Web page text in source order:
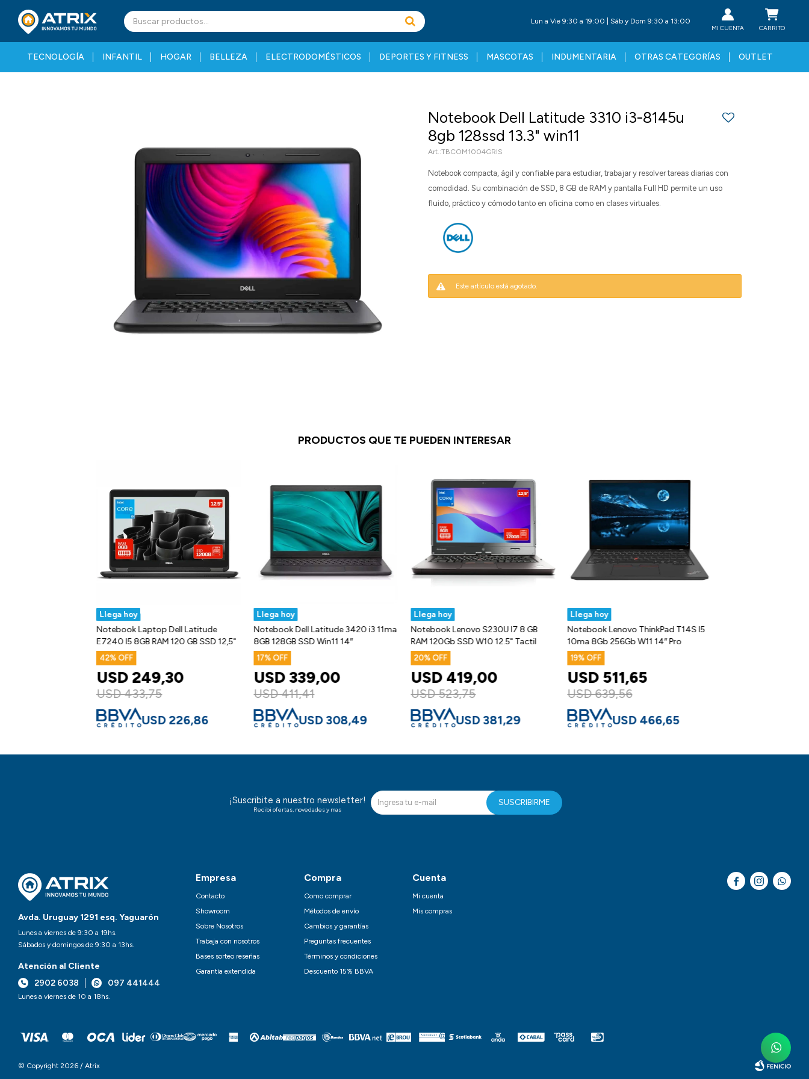
TECNOLOGÍA INFANTIL HOGAR BELLEZA ELECTRODOMÉSTICOS DEPORTES Y FITNESS MASCOTAS INDUMENTARIA OTRAS CATEGORÍAS OUTLET
Lun a Vie 9:30 a 19:00 | Sáb y Dom 9:30 a 13:00
Notebook Dell Latitude 3310 i3-8145u
8gb 128ssd 13.3" win11
TBCOM1004GRIS
Notebook compacta, ágil y confiable para estudiar, trabajar y resolver tareas diarias con
comodidad. Su combinación de SSD, 8 GB de RAM y pantalla Full HD permite un uso
fluido, práctico y cómodo tanto en oficina como en clases virtuales.
Este artículo está agotado.
PRODUCTOS QUE TE PUEDEN INTERESAR
Llega hoy
Notebook Laptop Dell Latitude
E7240 I5 8GB RAM 120 GB SSD 12,5"
42
USD249,30
USD 433,75
USD 226,86
Llega hoy
Notebook Dell Latitude 3420 i3 11ma
8GB 128GB SSD Win11 14″
17
USD339,00
USD 411,41
USD 308,49
Llega hoy
Notebook Lenovo S230U I7 8 GB
RAM 120Gb SSD W10 12.5" Tactil
20
USD 419,00
USD 523,75
USD 381,29
Llega hoy
Notebook Lenovo ThinkPad T14S I5
10ma 8Gb 256Gb W11 14″ Pro
19
USD 511,65
USD 639,56
USD 466,65
Avda. Uruguay 1291 esq. Yaguarón
Lunes a viernes de 9:30 a 19hs.
Sábados y domingos de 9:30 a 13hs.
Atención al Cliente
2902 6038
097 441444
Lunes a viernes de 10 a 18hs.
Empresa
Contacto
Showroom
Sobre Nosotros
Trabaja con nosotros
Bases sorteo reseñas
Garantía extendida
Compra
Como comprar
Métodos de envío
Cambios y garantías
Preguntas frecuentes
Términos y condiciones
Descuento 15% BBVA
Cuenta
Mi cuenta
Mis compras
¡Suscribite a nuestro newsletter!
Recibi ofertas, novedades y mas
SUSCRIBIRME
  
© Copyright 2026 / Atrix